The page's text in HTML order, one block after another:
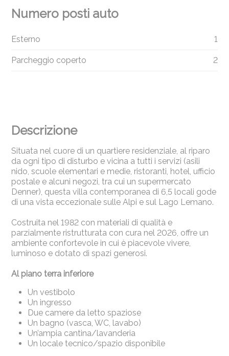
Descrizione
Situata nel cuore di un quartiere residenziale, al riparo
da ogni tipo di disturbo e vicina a tutti i servizi (asili
nido, scuole elementari e medie, ristoranti, hotel, ufficio
postale e alcuni negozi, tra cui un supermercato
Denner), questa villa contemporanea di 6,5 locali gode
di una vista eccezionale sulle Alpi e sul Lago Lemano.
Costruita nel 1982 con materiali di qualità e
parzialmente ristrutturata con cura nel 2026, offre un
ambiente confortevole in cui è piacevole vivere,
luminoso e dotato di spazi generosi.
Al piano terra inferiore
Un vestibolo
Un ingresso
Due camere da letto spaziose
Un bagno (vasca, WC, lavabo)
Un’ampia cantina/lavanderia
Un locale tecnico/spazio disponibile
Numero posti auto
Esterno 1
Parcheggio coperto 2